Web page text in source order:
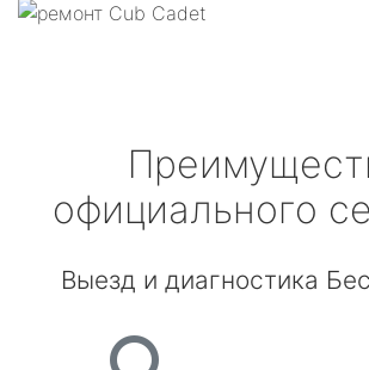
официального
Выезд и диагностика